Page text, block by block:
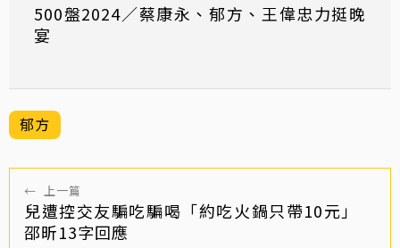
500盤2024／蔡康永、郁方、王偉忠力挺晚
宴
郁方
← 上一篇
兒遭控交友騙吃騙喝「約吃火鍋只帶10元」
邵昕13字回應